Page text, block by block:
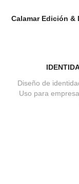
Calamar Edición &
Diseño de
Uso para